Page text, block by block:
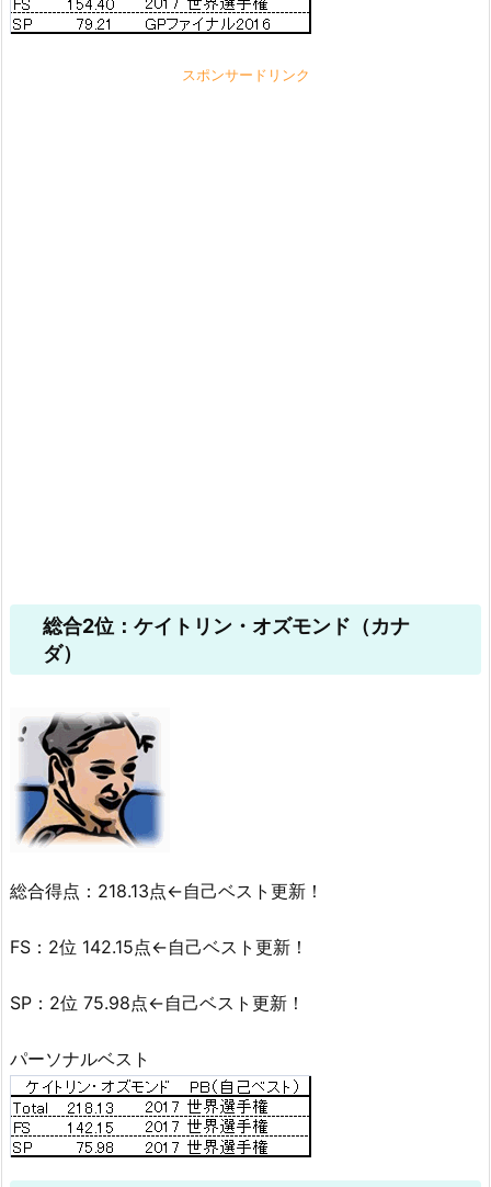
スポンサードリンク
総合2位：ケイトリン・オズモンド（カナ
ダ）
総合得点：218.13点←自己ベスト更新！
FS：2位 142.15点←自己ベスト更新！
SP：2位 75.98点←自己ベスト更新！
パーソナルベスト